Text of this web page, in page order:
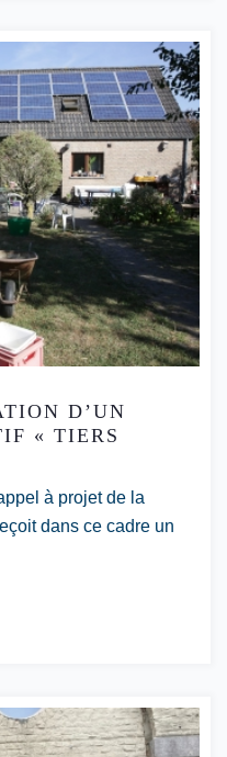
D’UN
« TIERS
à projet de la
dans ce cadre un